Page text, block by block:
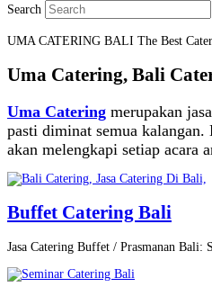
Search
UMA CATERING BALI The Best
Uma Catering, Bali
Uma Catering merupakan
pasti diminat semua
akan melengkapi setiap acara
Buffet Catering Bali
Jasa Catering Buffet / Prasmanan Bali: